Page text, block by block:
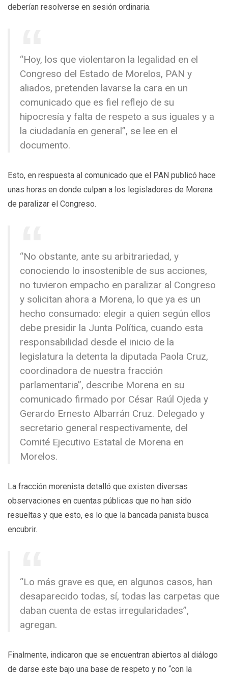
deberían resolverse en sesión ordinaria.
“Hoy, los que violentaron la legalidad en el
Congreso del Estado de Morelos, PAN y
aliados, pretenden lavarse la cara en un
comunicado que es fiel reflejo de su
hipocresía y falta de respeto a sus iguales y a
la ciudadanía en general”, se lee en el
documento.
Esto, en respuesta al comunicado que el PAN publicó hace
unas horas en donde culpan a los legisladores de Morena
de paralizar el Congreso.
“No obstante, ante su arbitrariedad, y
conociendo lo insostenible de sus acciones,
no tuvieron empacho en paralizar al Congreso
y solicitan ahora a Morena, lo que ya es un
hecho consumado: elegir a quien según ellos
debe presidir la Junta Política, cuando esta
responsabilidad desde el inicio de la
legislatura la detenta la diputada Paola Cruz,
coordinadora de nuestra fracción
parlamentaria”, describe Morena en su
comunicado firmado por César Raúl Ojeda y
Gerardo Ernesto Albarrán Cruz. Delegado y
secretario general respectivamente, del
Comité Ejecutivo Estatal de Morena en
Morelos.
La fracción morenista detalló que existen diversas
observaciones en cuentas públicas que no han sido
resueltas y que esto, es lo que la bancada panista busca
encubrir.
“Lo más grave es que, en algunos casos, han
desaparecido todas, sí, todas las carpetas que
daban cuenta de estas irregularidades”,
agregan.
Finalmente, indicaron que se encuentran abiertos al diálogo
de darse este bajo una base de respeto y no “con la